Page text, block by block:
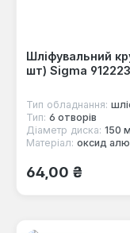
Шліфувальний
шт) Sigma
Тип обладнання:
Тип: 6 отворів
Діаметр диска: 150
Матеріал: оксид
Звичайна ціна:
64,00 ₴